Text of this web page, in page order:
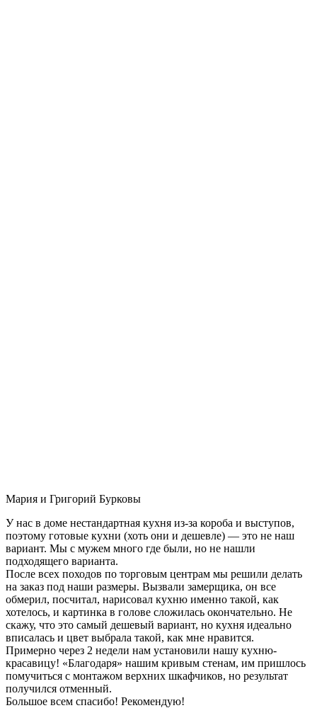
Мария и Григорий Бурковы
У нас в доме нестандартная кухня из-за короба и выступов,
поэтому готовые кухни (хоть они и дешевле) — это не наш
вариант. Мы с мужем много где были, но не нашли
подходящего варианта.
После всех походов по торговым центрам мы решили делать
на заказ под наши размеры. Вызвали замерщика, он все
обмерил, посчитал, нарисовал кухню именно такой, как
хотелось, и картинка в голове сложилась окончательно. Не
скажу, что это самый дешевый вариант, но кухня идеально
вписалась и цвет выбрала такой, как мне нравится.
Примерно через 2 недели нам установили нашу кухню-
красавицу! «Благодаря» нашим кривым стенам, им пришлось
помучиться с монтажом верхних шкафчиков, но результат
получился отменный.
Большое всем спасибо! Рекомендую!